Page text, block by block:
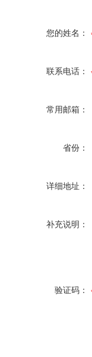
您的姓名：
联系电话：
常用邮箱：
省份：
详细地址：
补充说明：
验证码：